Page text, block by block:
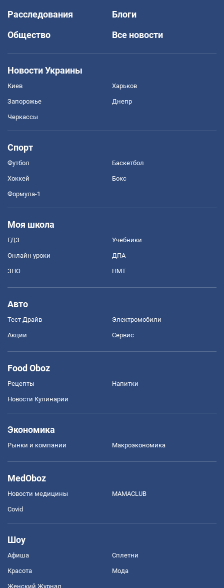
Расследования
Блоги
Общество
Все новости
Новости Украины
Киев Харьков
Запорожье Днепр
Черкассы
Спорт
Футбол Баскетбол
Хоккей Бокс
Формула-1
Моя школа
ГДЗ Учебники
Онлайн уроки ДПА
ЗНО НМТ
Авто
Тест Драйв Электромобили
Акции Сервис
Food Oboz
Рецепты Напитки
Новости Кулинарии
Экономика
Рынки и компании Mакроэкономика
MedOboz
Новости медицины MAMACLUB
Covid
Шоу
Афиша Сплетни
Красота Мода
Женский Журнал